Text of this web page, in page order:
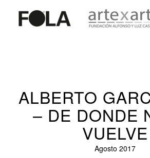
ALBERTO
– DE DONDE
VUELVE
Agosto 2017